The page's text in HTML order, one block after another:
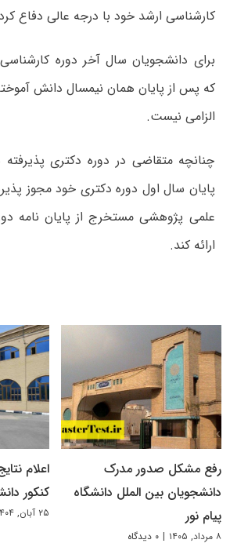
کارشناسی ارشد خود با درجه عالی دفاع
برای دانشجویان سال آخر دوره
که پس از پایان همان نیمسال دانش
الزامی نیست.
چنانچه متقاضی در دوره دکتری
پایان سال اول دوره دکتری خود مجوز
علمی پژوهشی مستخرج از پایان نامه
ارائه کند.
رفع مشکل صدور مدرک
دانشجویان بین الملل دانشگاه
پیام نور
۸ مرداد, ۱۴۰۵ | ۰ دیدگاه
اعلام
کنکور
۲۵ آبان, ۱۴۰۴